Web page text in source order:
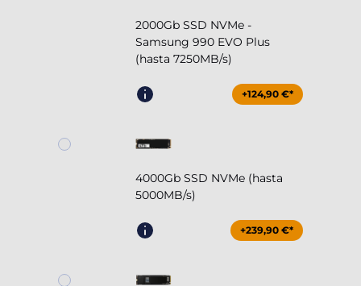
2000Gb SSD NVMe -
Samsung 990 EVO Plus
(hasta 7250MB/s)
+124,90 €*
4000Gb SSD NVMe (hasta
5000MB/s)
+239,90 €*